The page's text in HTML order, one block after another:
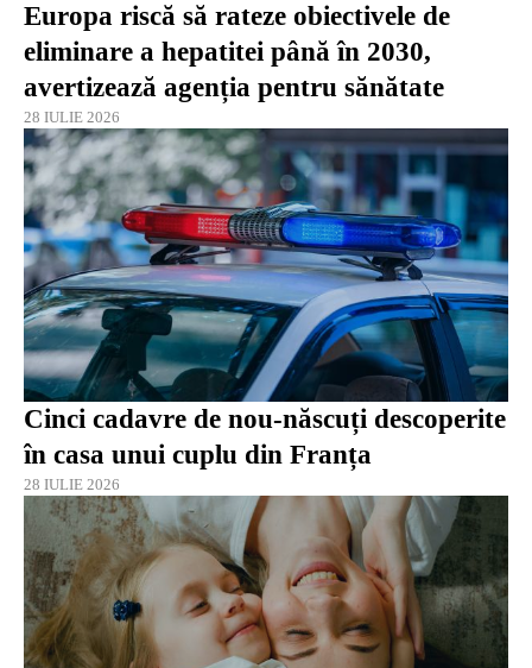
Europa riscă să rateze obiectivele de
eliminare a hepatitei până în 2030,
avertizează agenția pentru sănătate
28 IULIE 2026
Cinci cadavre de nou-născuți descoperite
în casa unui cuplu din Franța
28 IULIE 2026